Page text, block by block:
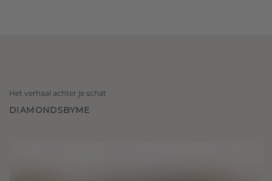
Het verhaal achter je schat
DIAMONDSBYME